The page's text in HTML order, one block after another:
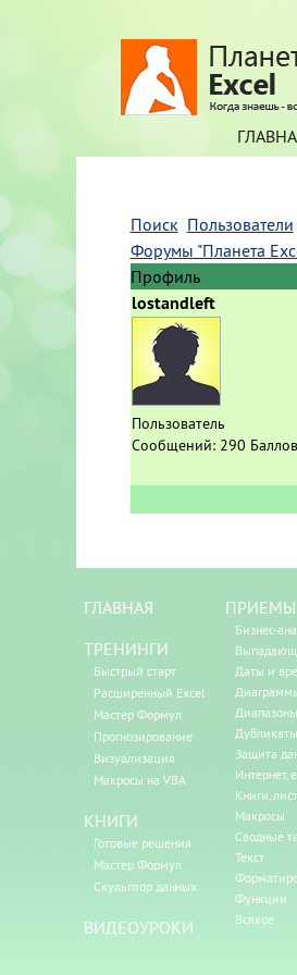
Поиск Пользователи
Форумы "Планета
Профиль
lostandleft
Пользователь
Сообщений: 290
ГЛАВНАЯ
ТРЕНИНГИ
Быстрый старт
Расширенный Excel
Мастер Формул
Прогнозирование
Визуализация
Макросы на VBA
КНИГИ
Готовые решения
Мастер Формул
Скульптор данных
ВИДЕОУРОКИ
ПРИЕМЫ
Бизнес-
Даты и
Диапазоны
Дубликаты
Защита
Интернет,
Книги,
Макросы
Сводные
Текст
Функции
Всякое